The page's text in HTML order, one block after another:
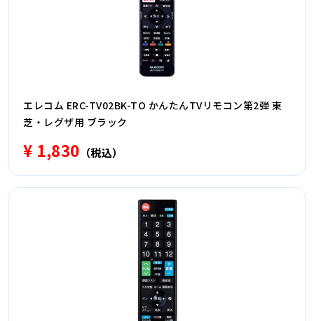
エレコム ERC-TV02BK-TO かんたんTVリモコン第2弾 東
芝・レグザ用 ブラック
¥ 1,830 （税込）